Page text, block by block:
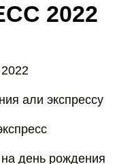
2022
али экспрессу
день рождения